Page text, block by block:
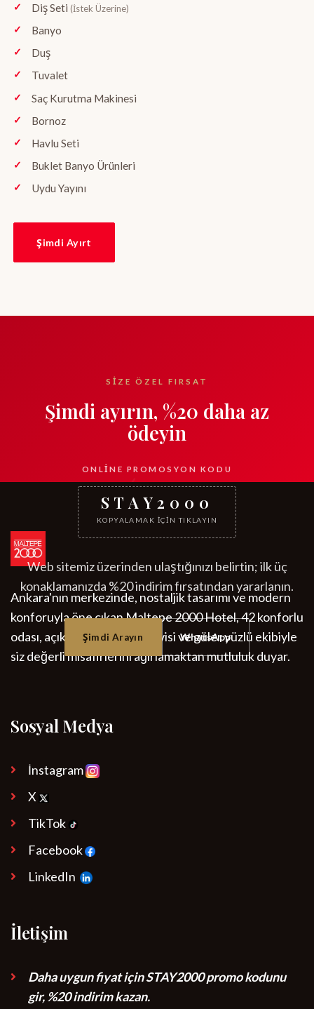
Diş Seti (İstek Üzerine)
Banyo
Duş
Tuvalet
Saç Kurutma Makinesi
Bornoz
Havlu Seti
Buklet Banyo Ürünleri
Uydu Yayını
Şimdi Ayırt
SIZE ÖZEL FIRSAT
Şimdi ayırın, %20 daha az
ödeyin
ONLINE PROMOSYON KODU
STAY2000
KOPYALAMAK IÇIN TIKLAYIN
Web sitemiz üzerinden ulaştığınızı belirtin; ilk üç
konaklamanızda %20 indirim fırsatından yararlanın.
Şimdi Arayın WhatsApp
Ankara'nın merkezinde, nostaljik tasarımı ve modern
konforuyla öne çıkan Maltepe 2000 Hotel, 42 konforlu
odası, açık büfe kahvaltı servisi ve güler yüzlü ekibiyle
siz değerli misafirlerini ağırlamaktan mutluluk duyar.
Sosyal Medya
İnstagram
X
TikTok
Facebook
LinkedIn
İletişim
Daha uygun fiyat için STAY2000 promo kodunu
gir, %20 indirim kazan.